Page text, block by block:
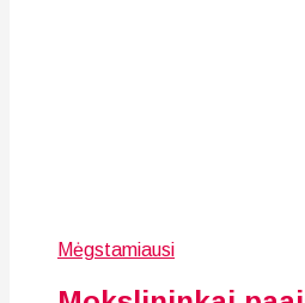
Mėgstamiausi